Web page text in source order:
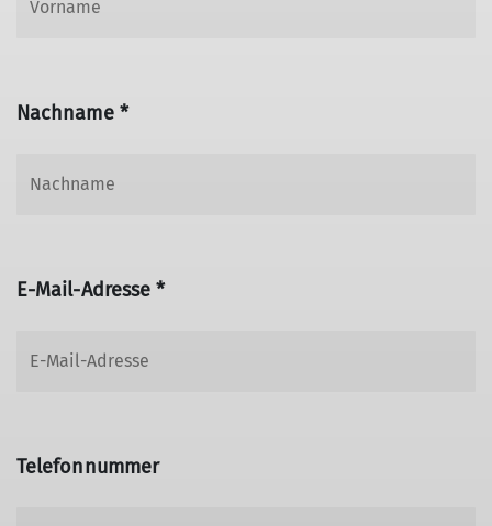
Nachname *
E-Mail-Adresse *
Telefonnummer